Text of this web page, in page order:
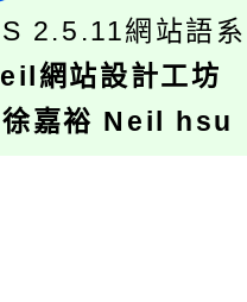
2.5.11網站語
網站設計工坊
徐嘉裕 Neil hsu